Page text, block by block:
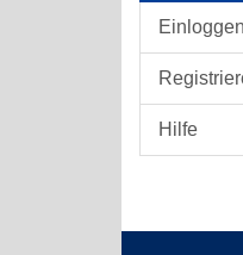
Einloggen
Hilfe